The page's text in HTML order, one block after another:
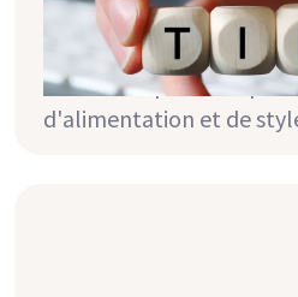
faire pour la combattre
trouveras dans cet
conseils importants
d'alimentation et de